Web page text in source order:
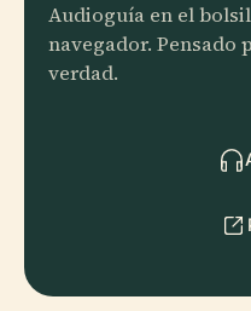
Audioguía en el
navegador. Pensado
verdad.